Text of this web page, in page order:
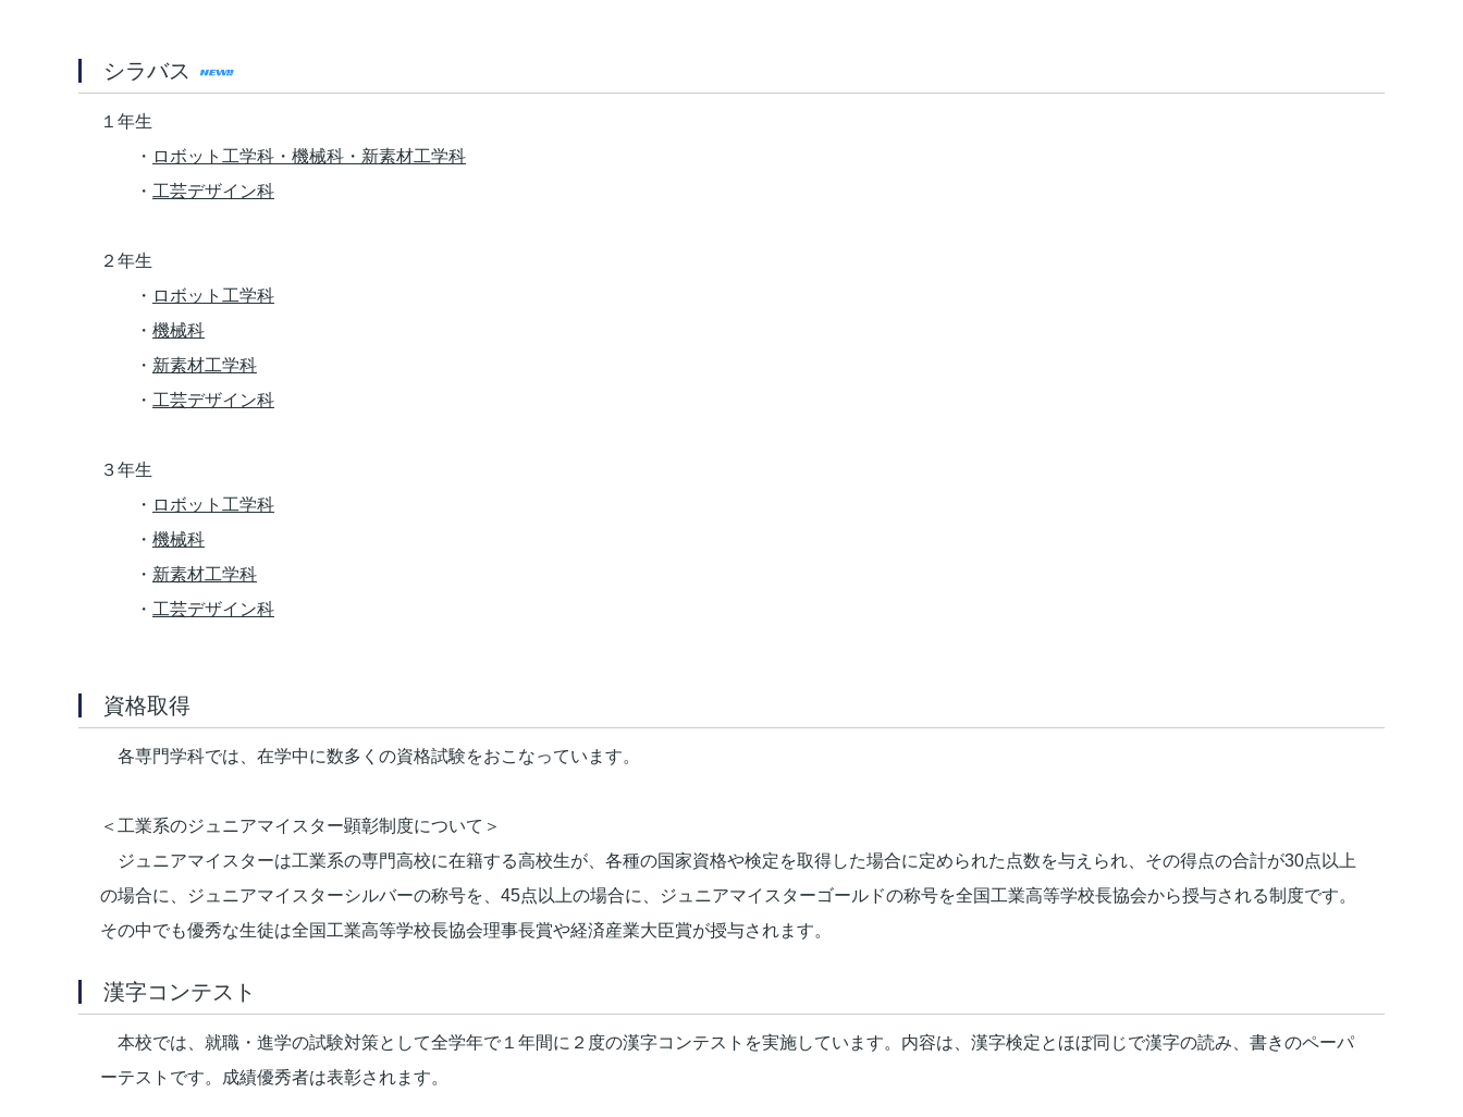
シラバス
１年生
・ ロボット工学科・機械科・新素材工学科
・ 工芸デザイン科
２年生
・ ロボット工学科
・ 機械科
・ 新素材工学科
・ 工芸デザイン科
３年生
・ ロボット工学科
・ 機械科
・ 新素材工学科
・ 工芸デザイン科
資格取得
各専門学科では、在学中に数多くの資格試験をおこなっています。
＜工業系のジュニアマイスター顕彰制度について＞
ジュニアマイスターは工業系の専門高校に在籍する高校生が、各種の国家資格や検定を取得した場合に定められた点数を与えられ、その得点の合計が30点以上
の場合に、ジュニアマイスターシルバーの称号を、45点以上の場合に、ジュニアマイスターゴールドの称号を全国工業高等学校長協会から授与される制度です。
その中でも優秀な生徒は全国工業高等学校長協会理事長賞や経済産業大臣賞が授与されます。
漢字コンテスト
本校では、就職・進学の試験対策として全学年で１年間に２度の漢字コンテストを実施しています。内容は、漢字検定とほぼ同じで漢字の読み、書きのペーパ
ーテストです。成績優秀者は表彰されます。